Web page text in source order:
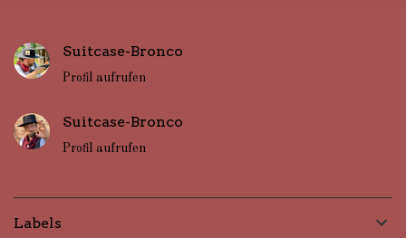
t
a
e
Suitcase-Bronco
Profil aufrufen
Suitcase-Bronco
Profil aufrufen
Labels